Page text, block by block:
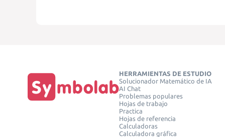
HERRAMIENTAS DE ESTUDIO
Solucionador Matemático de IA
AI Chat
Problemas populares
Hojas de trabajo
Practica
Hojas de referencia
Calculadoras
Calculadora gráfica